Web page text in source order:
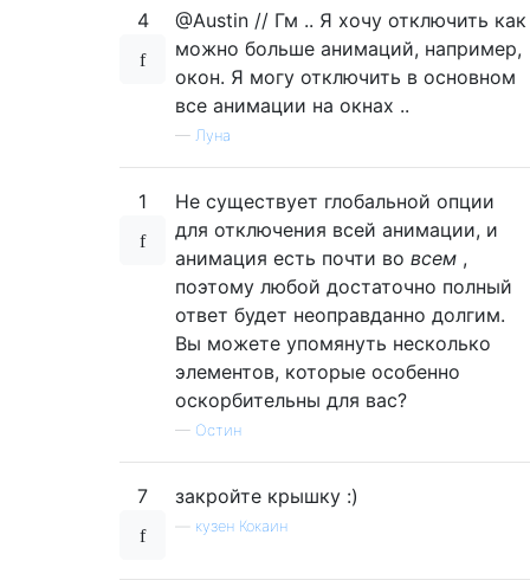
4
@Austin // Гм .. Я хочу отключить как
можно больше анимаций, например,
окон. Я могу отключить в основном
все анимации на окнах ..
— Луна
1
Не существует глобальной опции
для отключения всей анимации, и
анимация есть почти во всем ,
поэтому любой достаточно полный
ответ будет неоправданно долгим.
Вы можете упомянуть несколько
элементов, которые особенно
оскорбительны для вас?
— Остин
7 закройте крышку :)
кузен Кокаин